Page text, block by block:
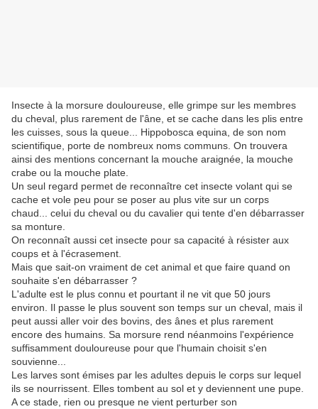
Insecte à la morsure douloureuse, elle grimpe sur les membres
du cheval, plus rarement de l'âne, et se cache dans les plis entre
les cuisses, sous la queue... Hippobosca equina, de son nom
scientifique, porte de nombreux noms communs. On trouvera
ainsi des mentions concernant la mouche araignée, la mouche
crabe ou la mouche plate.
Un seul regard permet de reconnaître cet insecte volant qui se
cache et vole peu pour se poser au plus vite sur un corps
chaud... celui du cheval ou du cavalier qui tente d'en débarrasser
sa monture.
On reconnaît aussi cet insecte pour sa capacité à résister aux
coups et à l'écrasement.
Mais que sait-on vraiment de cet animal et que faire quand on
souhaite s'en débarrasser ?
L'adulte est le plus connu et pourtant il ne vit que 50 jours
environ. Il passe le plus souvent son temps sur un cheval, mais il
peut aussi aller voir des bovins, des ânes et plus rarement
encore des humains. Sa morsure rend néanmoins l'expérience
suffisamment douloureuse pour que l'humain choisit s'en
souvienne...
Les larves sont émises par les adultes depuis le corps sur lequel
ils se nourrissent. Elles tombent au sol et y deviennent une pupe.
A ce stade, rien ou presque ne vient perturber son